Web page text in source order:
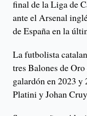
final de la Liga de
ante el Arsenal
de España en la
La futbolista
tres Balones de
galardón en 2023
Platini y Johan